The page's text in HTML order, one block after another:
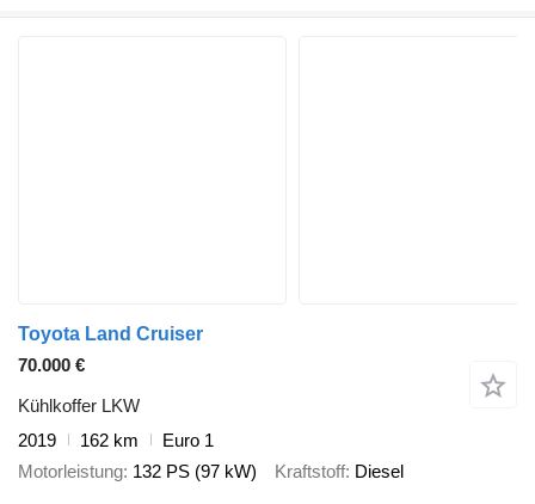
Toyota Land Cruiser
70.000 €
Kühlkoffer LKW
2019
162 km
Euro 1
Motorleistung 132 PS (97 kW) Kraftstoff Diesel